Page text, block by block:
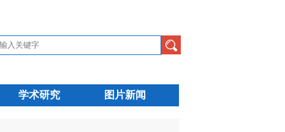
学术研究 图片新闻